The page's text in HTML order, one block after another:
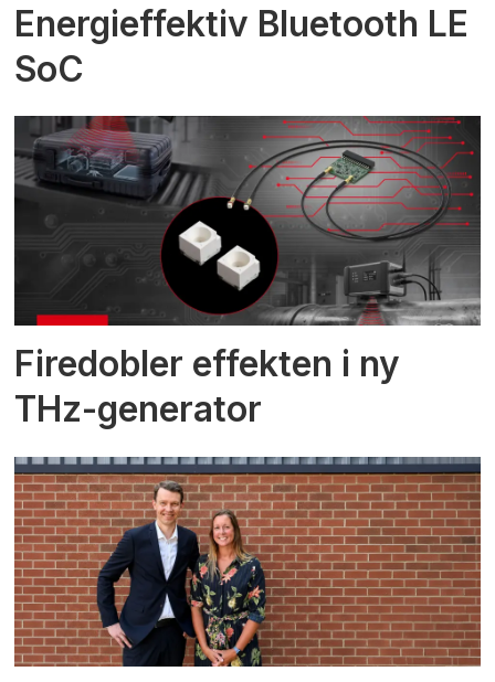
Energieffektiv Bluetooth LE
SoC
Firedobler effekten i ny
THz-generator